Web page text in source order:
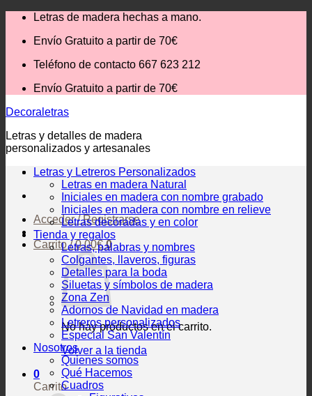
Saltar
contenido
Letras de madera hechas a mano.
Envío Gratuito a partir de 70€
Teléfono de contacto 667 623 212
Envío Gratuito a partir de 70€
Decoraletras
Letras y detalles de madera
personalizados y artesanales
Acceder / Registrarse
Carrito /0,00€ 0
No hay productos en el carrito.
Volver a la tienda
0
Carrito
Letras y Letreros Personalizados
Letras en madera Natural
Iniciales en madera con nombre grabado
Iniciales en madera con nombre en relieve
Letras decoradas y en color
Tienda y regalos
Letras, palabras y nombres
Colgantes, llaveros, figuras
Detalles para la boda
Siluetas y símbolos de madera
Zona Zen
Adornos de Navidad en madera
Letreros personalizados
Especial San Valentín
Nosotros
Quienes somos
Qué Hacemos
Cuadros